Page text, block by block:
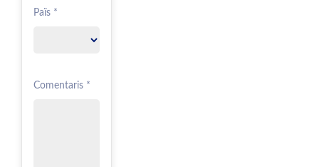
Païs *
Comentaris *